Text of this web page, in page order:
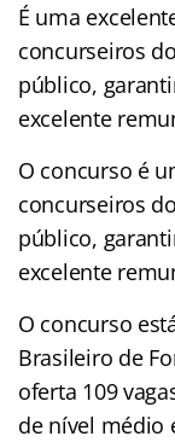
É uma
concurseiros
público,
excelente
O concurso é
concurseiros
público,
excelente
O concurso
Brasileiro de
oferta 109
de nível médio